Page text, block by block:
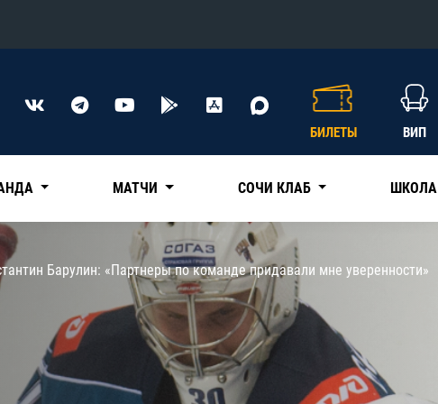
Конференция «Восток»
Трактор
Дивизион Чернышева
Авангард
Адмирал
КХЛ
БИЛЕТЫ ВИП
МАТЧИ СОЧИ КЛАБ ШКОЛА
Барулин: «Партнеры по команде придавали мне уверенности»